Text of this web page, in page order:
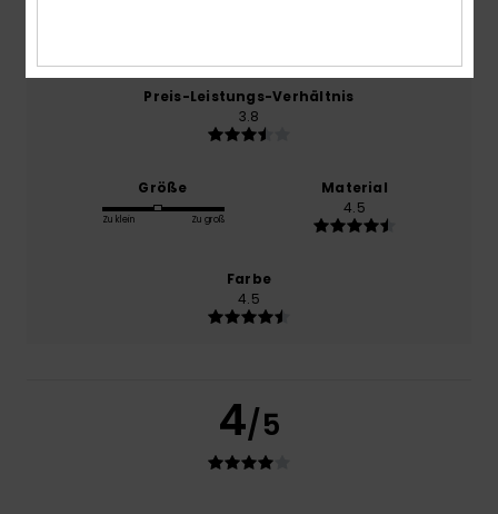
Preis-Leistungs-Verhältnis
3.8
Größe
Zu klein Zu groß
Material
4.5
Farbe
4.5
4/5